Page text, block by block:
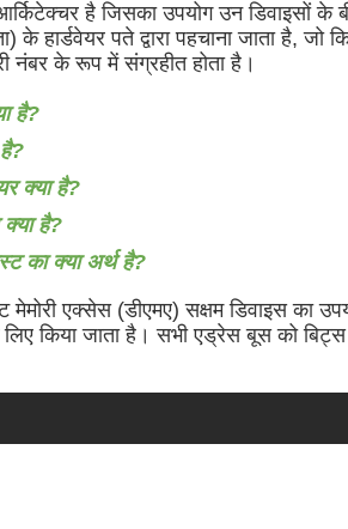
है जिसका उपयोग उन डिवाइसों के
के हार्डवेयर पते द्वारा पहचाना जाता है,
नंबर के रूप में संग्रहीत होता है।
है?
क्या है?
है?
का क्या अर्थ है?
मेमोरी एक्सेस (डीएमए) सक्षम डिवाइस का
किया जाता है। सभी एड्रेस बूस को बिट्स